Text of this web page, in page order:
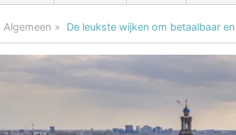
Algemeen De leukste wijken om betaalbaar